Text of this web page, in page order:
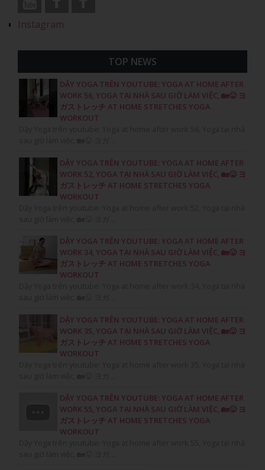
Instagram
TOP NEWS
DẬY YOGA TRÊN YOUTUBE: YOGA AT HOME AFTER
WORK 56, YOGA TẠI NHÀ SAU GIỜ LÀM VIỆC, 🏡😛 ヨ
ガストレッチ AT HOME STRETCHES YOGA
WORKOUT
DẬY YOGA TRÊN YOUTUBE: YOGA AT HOME AFTER
WORK 52, YOGA TẠI NHÀ SAU GIỜ LÀM VIỆC, 🏡😛 ヨ
ガストレッチ AT HOME STRETCHES YOGA
WORKOUT
DẬY YOGA TRÊN YOUTUBE: YOGA AT HOME AFTER
WORK 34, YOGA TẠI NHÀ SAU GIỜ LÀM VIỆC, 🏡😛 ヨ
ガストレッチ AT HOME STRETCHES YOGA
WORKOUT
DẬY YOGA TRÊN YOUTUBE: YOGA AT HOME AFTER
WORK 35, YOGA TẠI NHÀ SAU GIỜ LÀM VIỆC, 🏡😛 ヨ
ガストレッチ AT HOME STRETCHES YOGA
WORKOUT
DẬY YOGA TRÊN YOUTUBE: YOGA AT HOME AFTER
WORK 55, YOGA TẠI NHÀ SAU GIỜ LÀM VIỆC, 🏡😛 ヨ
ガストレッチ AT HOME STRETCHES YOGA
WORKOUT